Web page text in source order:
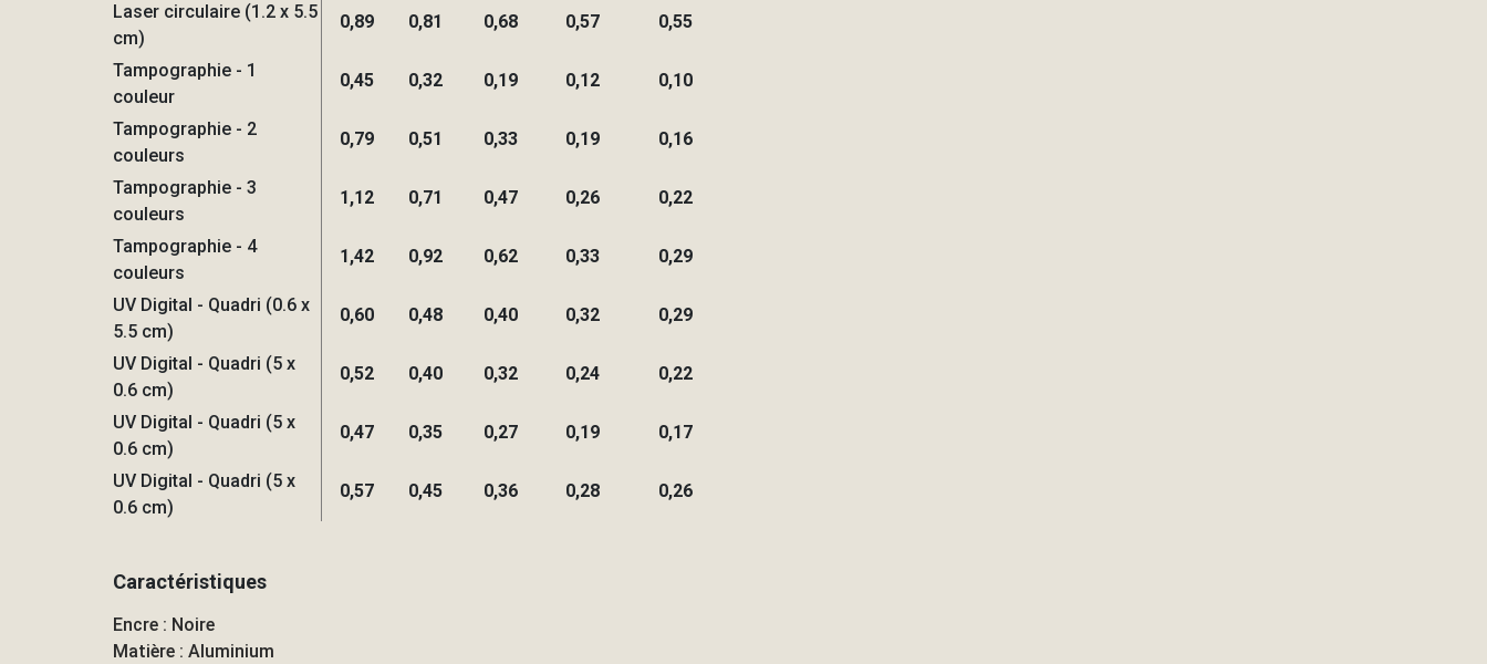
Laser circulaire (1.2 x 5.5
cm)
0,89 0,81 0,68 0,57 0,55
Tampographie - 1
couleur
0,45 0,32 0,19 0,12 0,10
Tampographie - 2
couleurs
0,79 0,51 0,33 0,19 0,16
Tampographie - 3
couleurs
1,12 0,71 0,47 0,26 0,22
Tampographie - 4
couleurs
1,42 0,92 0,62 0,33 0,29
UV Digital - Quadri (0.6 x
5.5 cm)
0,60 0,48 0,40 0,32 0,29
UV Digital - Quadri (5 x
0.6 cm)
0,52 0,40 0,32 0,24 0,22
UV Digital - Quadri (5 x
0.6 cm)
0,47 0,35 0,27 0,19 0,17
UV Digital - Quadri (5 x
0.6 cm)
0,57 0,45 0,36 0,28 0,26
Caractéristiques
Encre : Noire
Matière : Aluminium